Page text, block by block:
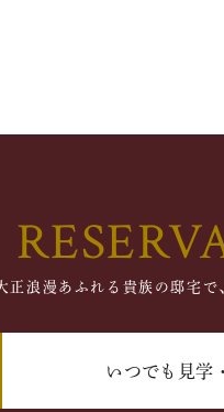
正浪漫あふれる貴族の邸宅
いつでも見学